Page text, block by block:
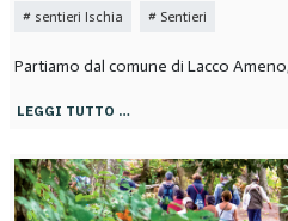
sentieri Ischia Sentieri
Partiamo dal comune di Lacco
LEGGI TUTTO …